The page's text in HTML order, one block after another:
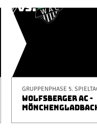
GRUPPENPHASE 5.
WOLFSBERGER AC -